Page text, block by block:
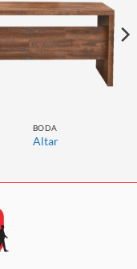
BODA
Altar